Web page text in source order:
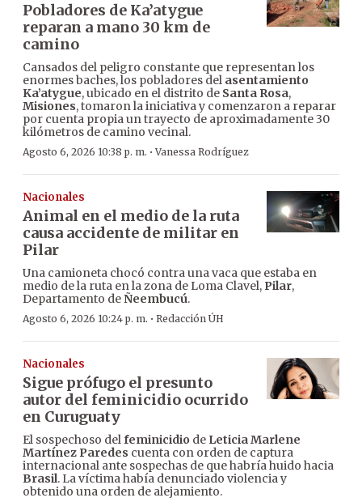
Pobladores de Ka’atygue
reparan a mano 30 km de
camino
Cansados del peligro constante que representan los
enormes baches, los pobladores del asentamiento
Ka’atygue, ubicado en el distrito de Santa Rosa,
Misiones, tomaron la iniciativa y comenzaron a reparar
por cuenta propia un trayecto de aproximadamente 30
kilómetros de camino vecinal.
Agosto 6, 2026 10:38 p. m. ·Vanessa Rodríguez
Nacionales
Animal en el medio de la ruta
causa accidente de militar en
Pilar
Una camioneta chocó contra una vaca que estaba en
medio de la ruta en la zona de Loma Clavel, Pilar,
Departamento deÑeembucú.
Agosto 6, 2026 10:24 p. m. · Redacción ÚH
Nacionales
Sigue prófugo el presunto
autor del feminicidio ocurrido
en Curuguaty
El sospechoso delfeminicidio de Leticia Marlene
Martínez Paredes cuenta con orden de captura
internacional ante sospechas de que habría huido hacia
Brasil. La víctima había denunciado violencia y
obtenido una orden de alejamiento.